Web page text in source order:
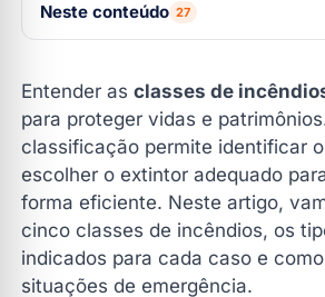
Neste conteúdo 27
Importantes?
As Cinco Classes de Incêndios
Incêndios em materiais sólidos
Incêndios em líquidos inflamáveis
Incêndios em equipamentos
Incêndios em metais combustíveis
Entender as classes de
para proteger vidas e
classificação permite identificar
escolher o extintor adequado
forma eficiente. Neste artigo,
cinco classes de incêndios, os
indicados para cada caso e
situações de emergência.